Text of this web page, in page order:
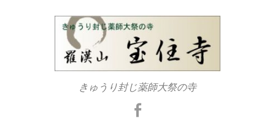
きゅうり封じ薬師大祭の寺